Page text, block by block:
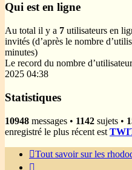
Qui est en ligne
Au total il y a 7 utilisateurs en
invités (d’après le nombre
minutes)
Le record du nombre
2025 04:38
Statistiques
10948 messages • 1142 sujets •
enregistré le plus récent est
Tout savoir sur les